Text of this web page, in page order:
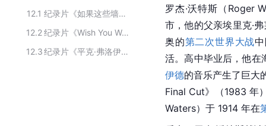
12.1
纪录片《如果这些墙会歌唱》主要演员
12.2
纪录片《Wish You Weren't Here: The Dark Side of Roger Waters》主要演员
12.3
纪录片《平克·弗洛伊德与西德·巴勒特的故事》的主要演员
罗杰·沃特斯（Roger
市，他的父亲埃里克·
奥的第二次世界大战
活。高中毕业后，他在
伊德的音乐产生了巨大
Final Cut》（1983 年
Waters）于 1914 年在